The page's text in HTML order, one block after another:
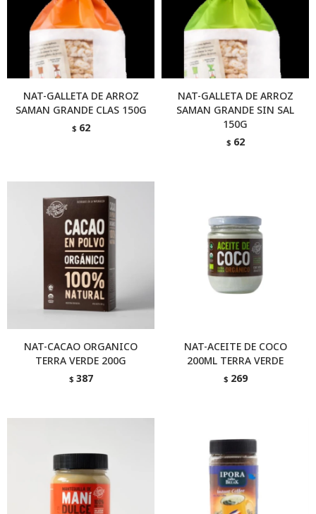
NAT-GALLETA DE ARROZ
SAMAN GRANDE CLAS 150G
$ 62
NAT-GALLETA DE ARROZ
SAMAN GRANDE SIN SAL
150G
$ 62
NAT-CACAO ORGANICO
TERRA VERDE 200G
$ 387
NAT-ACEITE DE COCO
200ML TERRA VERDE
$ 269